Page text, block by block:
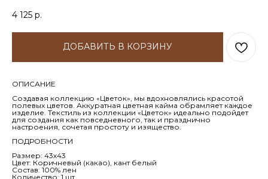
4 125 р.
ДОБАВИТЬ В КОРЗИНУ
ОПИСАНИЕ
Создавая коллекцию «Цветок», мы вдохновлялись красотой
полевых цветов. Аккуратная цветная кайма обрамляет каждое
изделие. Текстиль из коллекции «Цветок» идеально подойдет
для создания как повседневного, так и празднично
настроения, сочетая простоту и изящество.
ПОДРОБНОСТИ
Размер: 43х43
Цвет: Коричневый (какао), кант белый
Состав: 100% лен
Количество: 1 шт